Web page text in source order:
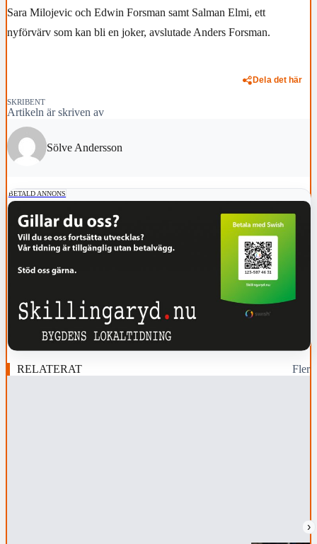
Sara Milojevic och Edwin Forsman samt Salman Elmi, ett
nyförvärv som kan bli en joker, avslutade Anders Forsman.
Dela det här
SKRIBENT
Artikeln är skriven av
Sölve Andersson
BETALD ANNONS
RELATERAT Fler
›